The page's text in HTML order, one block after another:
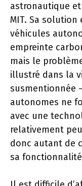
astronautique
MIT. Sa solution
véhicules
empreinte
mais le
illustré dans la
susmentionnée
autonomes ne
avec une
relativement
donc autant de
sa